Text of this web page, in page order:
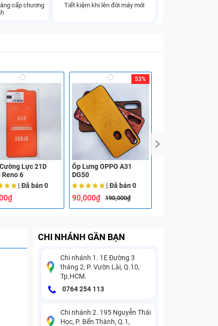
cấp chương
Tiết kiệm khi lên đời máy mới
Lực 21D
Reno 6
| Đã bán0
53%
Ốp Lưng OPPO A31
DG50
| Đã bán 0
90,000₫ 190,000₫
CHI NHÁNH GẦN BẠN
Chi nhánh 1. 1E Đường 3
tháng 2, P. Vườn Lài, Q.10,
Tp.HCM.
0764 254 113
Chi nhánh 2. 195 Nguyễn Thái
Học, P. Bến Thành, Q.1,